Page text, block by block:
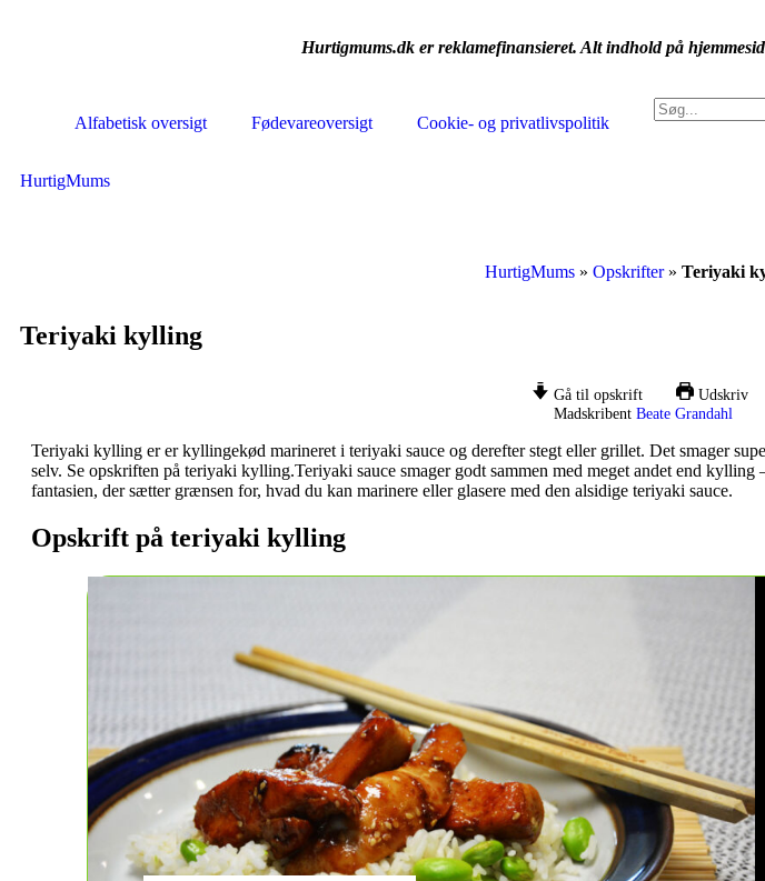
Hurtigmums.dk er reklamefinansieret. Alt indhold på
Alfabetisk oversigt Fødevareoversigt Cookie- og privatlivspolitik
HurtigMums
HurtigMums » Opskrifter» Teriyaki
Teriyaki kylling
Gå til opskrift
Udskriv
Madskribent Beate Grandahl
Teriyaki kylling er er kyllingekød marineret i teriyaki sauce og derefter stegt eller grillet. Det smager
selv. Se opskriften på teriyaki kylling.Teriyaki sauce smager godt sammen med meget andet end kylling
fantasien, der sætter grænsen for, hvad du kan marinere eller glasere med den alsidige teriyaki sauce.
Opskrift på teriyaki kylling